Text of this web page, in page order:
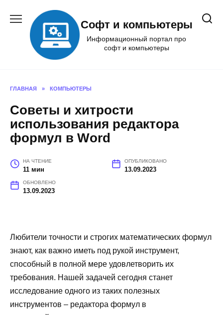
содержанию
Софт и компьютеры
Информационный портал про
софт и компьютеры
ГЛАВНАЯ » КОМПЬЮТЕРЫ
Советы и хитрости
использования редактора
формул в Word
НА ЧТЕНИЕ
11 мин
ОПУБЛИКОВАНО
13.09.2023
ОБНОВЛЕНО
13.09.2023
Любители точности и строгих математических формул
знают, как важно иметь под рукой инструмент,
способный в полной мере удовлетворить их
требования. Нашей задачей сегодня станет
исследование одного из таких полезных
инструментов – редактора формул в